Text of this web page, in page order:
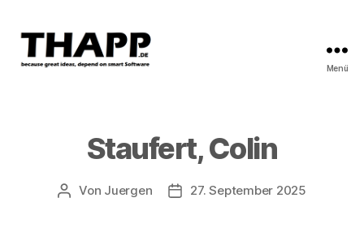
Menü
Staufert, Colin
Beitragsautor
Von Juergen Beitragsdatum
27. September 2025